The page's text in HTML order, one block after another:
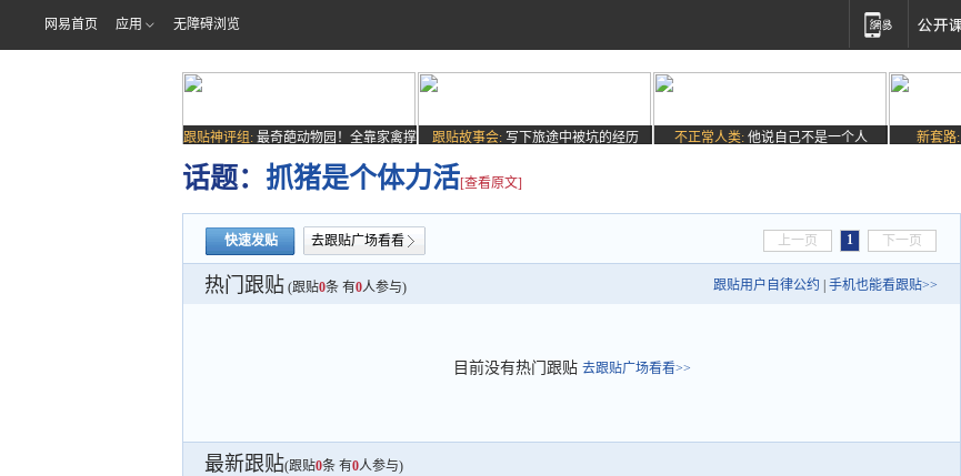
网易首页 应用 无障碍浏览
跟贴神评组: 最奇葩动物园！全靠家禽撑
场子
跟贴故事会: 写下旅途中被坑的经历 不正常人类: 他说自己不是一个人 新套路:
话题： 抓猪是个体力活[查看原文]
快速发贴 去跟贴广场看看 上一页 1 下一页
热门跟贴 (跟贴0条 有0人参与) 跟贴用户自律公约 手机也能看跟贴>>
目前没有热门跟贴 去跟贴广场看看>>
最新跟贴(跟贴0条 有0人参与)